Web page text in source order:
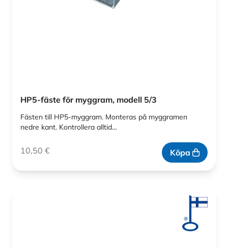
HP5-fäste för myggram, modell 5/3
Fästen till HP5-myggram. Monteras på myggramen
nedre kant. Kontrollera alltid…
10,50 € Köpa